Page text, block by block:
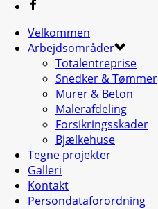
Velkommen
Arbejdsområder
Totalentreprise
Snedker & Tømmer
Murer & Beton
Malerafdeling
Forsikringsskader
Bjælkehuse
Tegne projekter
Galleri
Kontakt
Persondataforordning